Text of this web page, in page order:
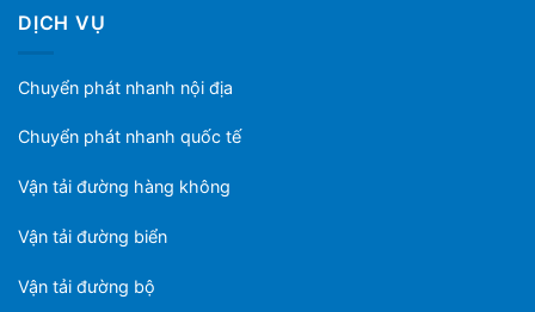
DỊCH VỤ
Chuyển phát nhanh nội địa
Chuyển phát nhanh quốc tế
Vận tải đường hàng không
Vận tải đường biển
Vận tải đường bộ